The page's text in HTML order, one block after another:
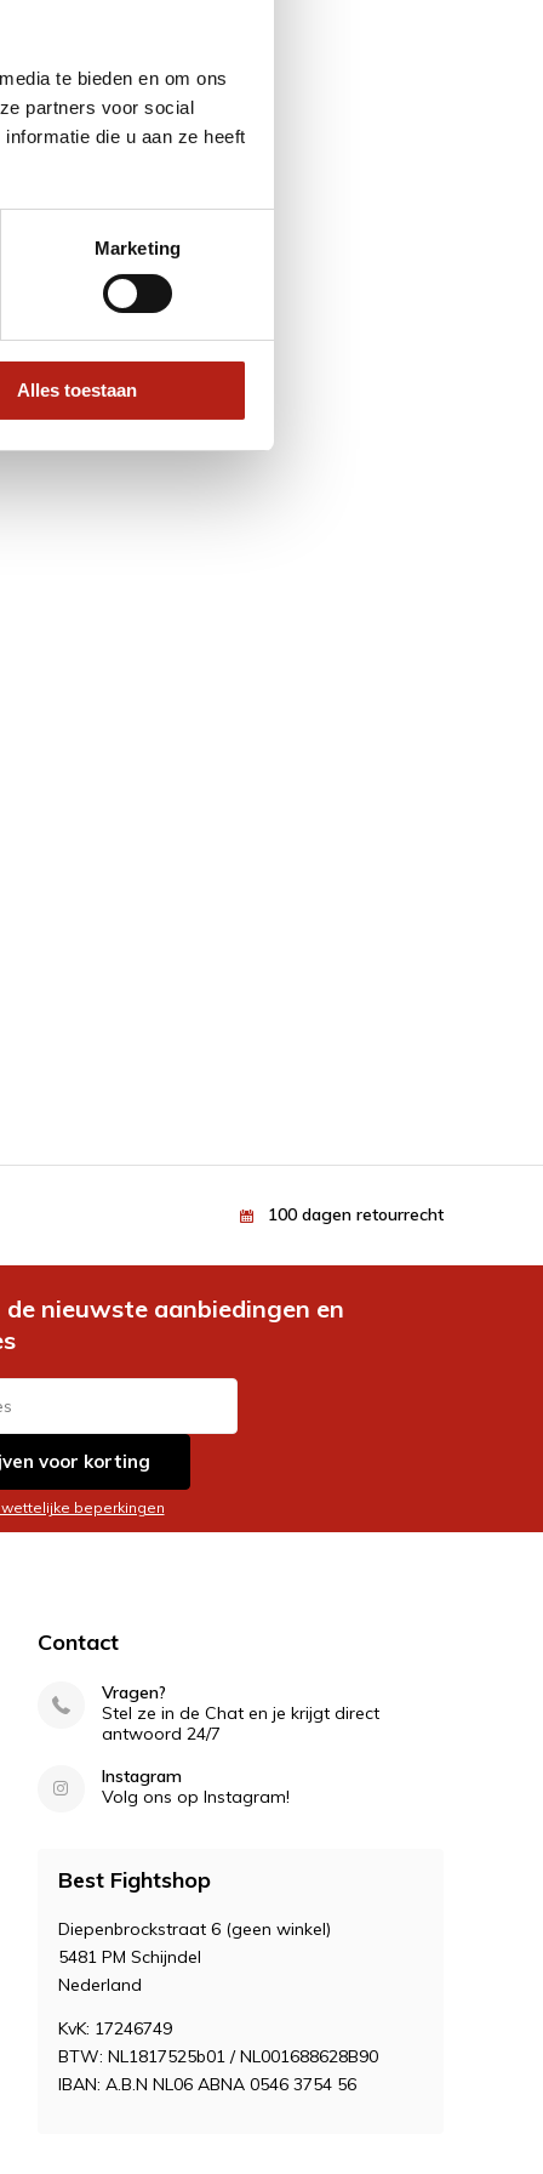
te bieden en om ons
partners voor social
die u aan ze heeft
Marketing
Alles toestaan
100 dagen retourrecht
nieuwste aanbiedingen en
voor korting
beperkingen
Contact
Vragen?
Stel ze in de Chat en je krijgt direct
antwoord 24/7
Instagram
Volg ons op Instagram!
Best Fightshop
Diepenbrockstraat 6 (geen winkel)
5481 PM Schijndel
Nederland
KvK: 17246749
BTW: NL1817525b01 / NL001688628B90
IBAN: A.B.N NL06 ABNA 0546 3754 56